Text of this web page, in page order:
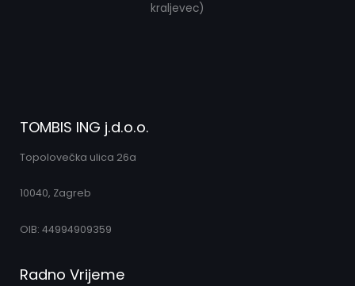
kraljevec)
TOMBIS ING j.d.o.o.
Topolovečka ulica 26a
10040, Zagreb
OIB: 44994909359
Radno Vrijeme